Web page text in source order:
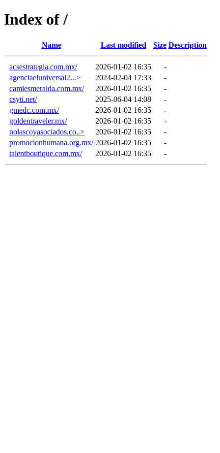
Index of /
Name Last modified Size Description
acsestrategia.com.mx/ 2026-01-02 16:35
-
agenciaeluniversal2...>
2024-02-04 17:33
-
camiesmeralda.com.mx/
2026-01-02 16:35
-
csyti.net/
2025-06-04 14:08
-
gmedc.com.mx/
2026-01-02 16:35
-
goldentraveler.mx/
2026-01-02 16:35
-
nolascoyasociados.co..>
2026-01-02 16:35
-
promocionhumana.org.mx/ 2026-01-02 16:35
-
talentboutique.com.mx/
2026-01-02 16:35 -